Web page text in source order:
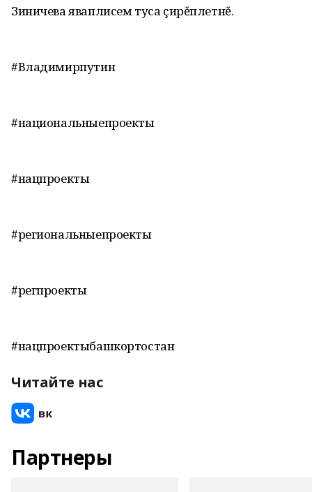
Зиничева яваплисем туса çирĕплетнĕ.
#Владимирпутин
#национальныепроекты
#нацпроекты
#региональныепроекты
#регпроекты
#нацпроектыбашкортостан
Читайте нас
Партнеры